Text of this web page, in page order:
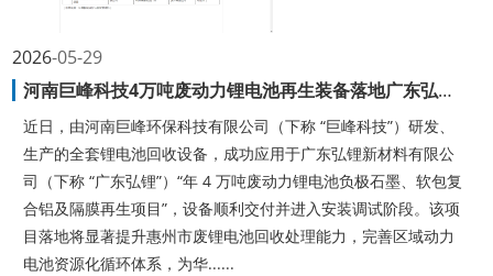
05-29
2026
河南巨峰科技4万吨废动力锂电池再生装备落地广东弘锂，助力锂电循环经济建设
近日，由河南巨峰环保科技有限公司（下称 “巨峰科技”）研发、
生产的全套锂电池回收设备，成功应用于广东弘锂新材料有限公
司（下称 “广东弘锂”）“年 4 万吨废动力锂电池负极石墨、软包复
合铝及隔膜再生项目”，设备顺利交付并进入安装调试阶段。该项
目落地将显著提升惠州市废锂电池回收处理能力，完善区域动力
电池资源化循环体系，为华......